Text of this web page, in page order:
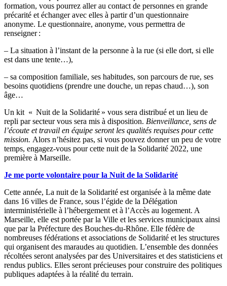
formation, vous pourrez aller au contact de personnes en grande
précarité et échanger avec elles à partir d’un questionnaire
anonyme. Le questionnaire, anonyme, vous permettra de
renseigner :
– La situation à l’instant de la personne à la rue (si elle dort, si elle
est dans une tente…),
– sa composition familiale, ses habitudes, son parcours de rue, ses
besoins quotidiens (prendre une douche, un repas chaud…), son
âge…
Un kit « Nuit de la Solidarité » vous sera distribué et un lieu de
repli par secteur vous sera mis à disposition. Bienveillance, sens de
l’écoute et travail en équipe seront les qualités requises pour cette
mission. Alors n’hésitez pas, si vous pouvez donner un peu de votre
temps, engagez-vous pour cette nuit de la Solidarité 2022, une
première à Marseille.
Je me porte volontaire pour la Nuit de la Solidarité
Cette année, La nuit de la Solidarité est organisée à la même date
dans 16 villes de France, sous l’égide de la Délégation
interministérielle à l’hébergement et à l’Accès au logement. A
Marseille, elle est portée par la Ville et les services municipaux ainsi
que par la Préfecture des Bouches-du-Rhône. Elle fédère de
nombreuses fédérations et associations de Solidarité et les structures
qui organisent des maraudes au quotidien. L’ensemble des données
récoltées seront analysées par des Universitaires et des statisticiens et
rendus publics. Elles seront précieuses pour construire des politiques
publiques adaptées à la réalité du terrain.